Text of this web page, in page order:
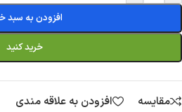
افزودن به سبد
خرید کنید
مقایسه افزودن به علاقه مندی